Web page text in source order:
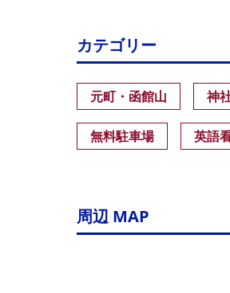
カテゴリー
元町・函館山 神
無料駐車場 英語
周辺 MAP